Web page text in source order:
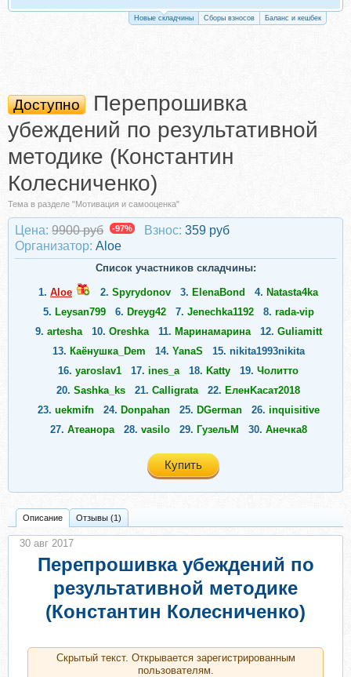
Новые складчины Сборы взносов Баланс и кешбек
Доступно
Перепрошивка
убеждений по результативной
методике (Константин
Колесниченко)
Тема в разделе "Мотивация и самооценка"
Цена: 9900 руб -97% Взнос: 359 руб
Организатор: Aloe
Список участников складчины:
1. Aloe 2. Spyrydonov 3. ElenaBond 4. Natasta4ka
5. Leysan799 6. Dreyg42 7. Jenechka1192 8. rada-vip
9. artesha 10. Oreshka 11. Маринамарина 12. Guliamitt
13. Каёнушка_Dem 14. YanaS 15. nikita1993nikita
16. yaroslav1 17. ines_a 18. Katty 19. Чолитто
20. Sashka_ks 21. Calligrata 22. ЕленKасат2018
23. uekmifn 24. Donpahan 25. DGerman 26. inquisitive
27. Атеанора 28. vasilo 29. ГузельМ 30. Анечка8
Купить
Описание Отзывы (1)
Перепрошивка убеждений по
результативной методике
(Константин Колесниченко)
Скрытый текст. Открывается зарегистрированным
пользователям.
30 авг 2017